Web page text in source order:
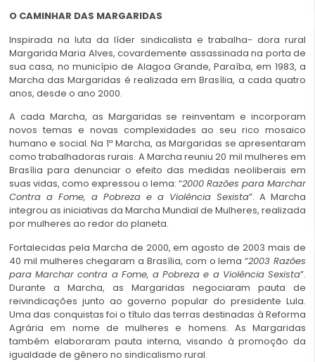
O CAMINHAR DAS MARGARIDAS
Inspirada na luta da líder sindicalista e trabalha- dora rural
Margarida Maria Alves, covardemente assassinada na porta de
sua casa, no município de Alagoa Grande, Paraíba, em 1983, a
Marcha das Margaridas é realizada em Brasília, a cada quatro
anos, desde o ano 2000.
A cada Marcha, as Margaridas se reinventam e incorporam
novos temas e novas complexidades ao seu rico mosaico
humano e social. Na 1ª Marcha, as Margaridas se apresentaram
como trabalhadoras rurais. A Marcha reuniu 20 mil mulheres em
Brasília para denunciar o efeito das medidas neoliberais em
suas vidas, como expressou o lema: “2000 Razões para Marchar
Contra a Fome, a Pobreza e a Violência Sexista”. A Marcha
integrou as iniciativas da Marcha Mundial de Mulheres, realizada
por mulheres ao redor do planeta.
Fortalecidas pela Marcha de 2000, em agosto de 2003 mais de
40 mil mulheres chegaram a Brasília, com o lema “2003 Razões
para Marchar contra a Fome, a Pobreza e a Violência Sexista”.
Durante a Marcha, as Margaridas negociaram pauta de
reivindicações junto ao governo popular do presidente Lula.
Uma das conquistas foi o título das terras destinadas à Reforma
Agrária em nome de mulheres e homens. As Margaridas
também elaboraram pauta interna, visando à promoção da
igualdade de gênero no sindicalismo rural.